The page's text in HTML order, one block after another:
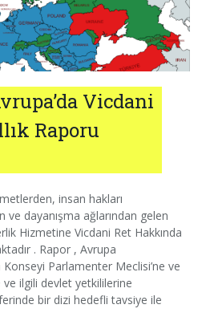
Vicdani
Raporu
insan hakları
ve dayanışma ağlarından gelen
Hizmetine Vicdani Ret Hakkında
. Rapor , Avrupa
Parlamenter Meclisi’ne ve
ve ilgili devlet yetkililerine
bir dizi hedefli tavsiye ile